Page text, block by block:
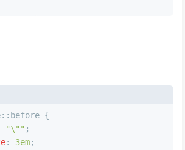
::before {
"\"" ;
: 3em;